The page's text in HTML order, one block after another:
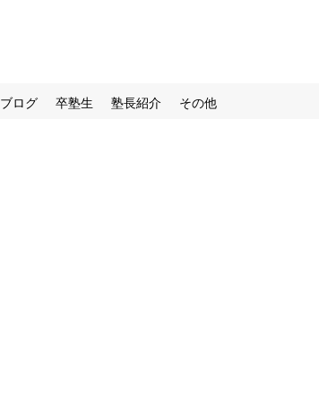
ブログ 卒塾生 塾長紹介 その他